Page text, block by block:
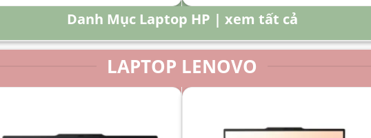
16,000,000 ₫. là:
10,950,000 ₫.
85,000,000 ₫. là:
Danh Mục Laptop HP | xem tất cả
LAPTOP LENOVO